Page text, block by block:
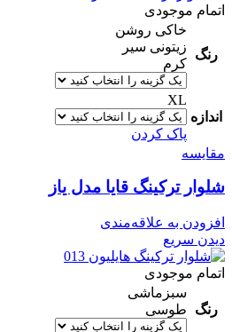
اتمام موجودی
رنگ
خاکی روشن
زیتونی سیر
کرم
اندازه
XL
پاک کردن
مقایسه
شلوار ترکینگ قایا مدل یاز
افزودن به علاقه‌مندی
دیدن سریع
اتمام موجودی
رنگ
سبزماشی
طوسی